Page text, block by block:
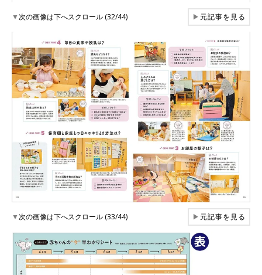
▼次の画像は下へスクロール (32/44) ▶元記事を見る
▼次の画像は下へスクロール (33/44) ▶元記事を見る